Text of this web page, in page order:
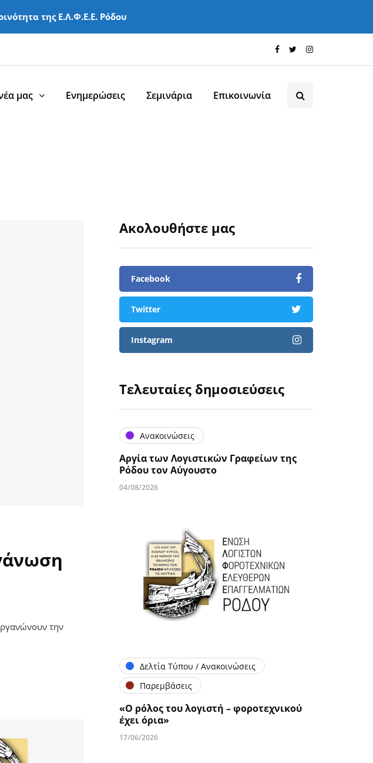
της Ε.Λ.Φ.Ε.Ε. Ρόδου
μας Ενημερώσεις Σεμινάρια Επικοινωνία
την
Ακολουθήστε μας
Facebook
Twitter
Instagram
Τελευταίες δημοσιεύσεις
Ανακοινώσεις
Αργία των Λογιστικών Γραφείων της
Ρόδου τον Αύγουστο
04/08/2026
Δελτία Τύπου / Ανακοινώσεις
Παρεμβάσεις
«Ο ρόλος του λογιστή – φοροτεχνικού
έχει όρια»
17/06/2026